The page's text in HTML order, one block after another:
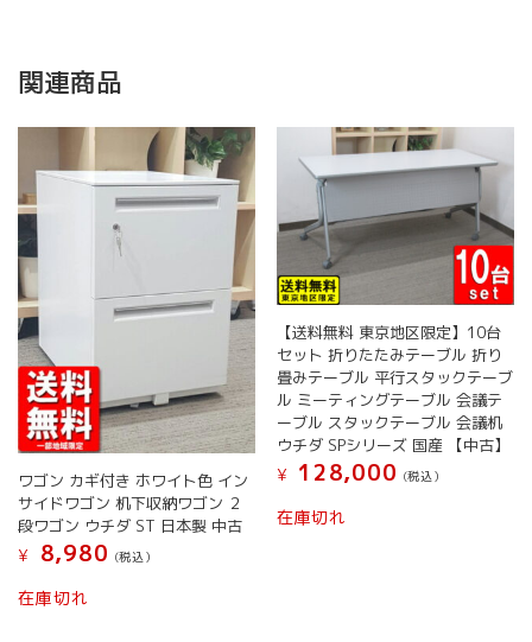
関連商品
ワゴン カギ付き ホワイト色 イン
サイドワゴン 机下収納ワゴン ２
段ワゴン ウチダ ST 日本製 中古
¥
8,980 (税込）
在庫切れ
【送料無料 東京地区限定】10台
セット 折りたたみテーブル 折り
畳みテーブル 平行スタックテーブ
ル ミーティングテーブル 会議テ
ーブル スタックテーブル 会議机
ウチダ SPシリーズ 国産 【中古】
¥
128,000 (税込）
在庫切れ